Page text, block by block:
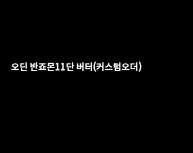
오딘 반죠몬11단 버터(커스텀오더)